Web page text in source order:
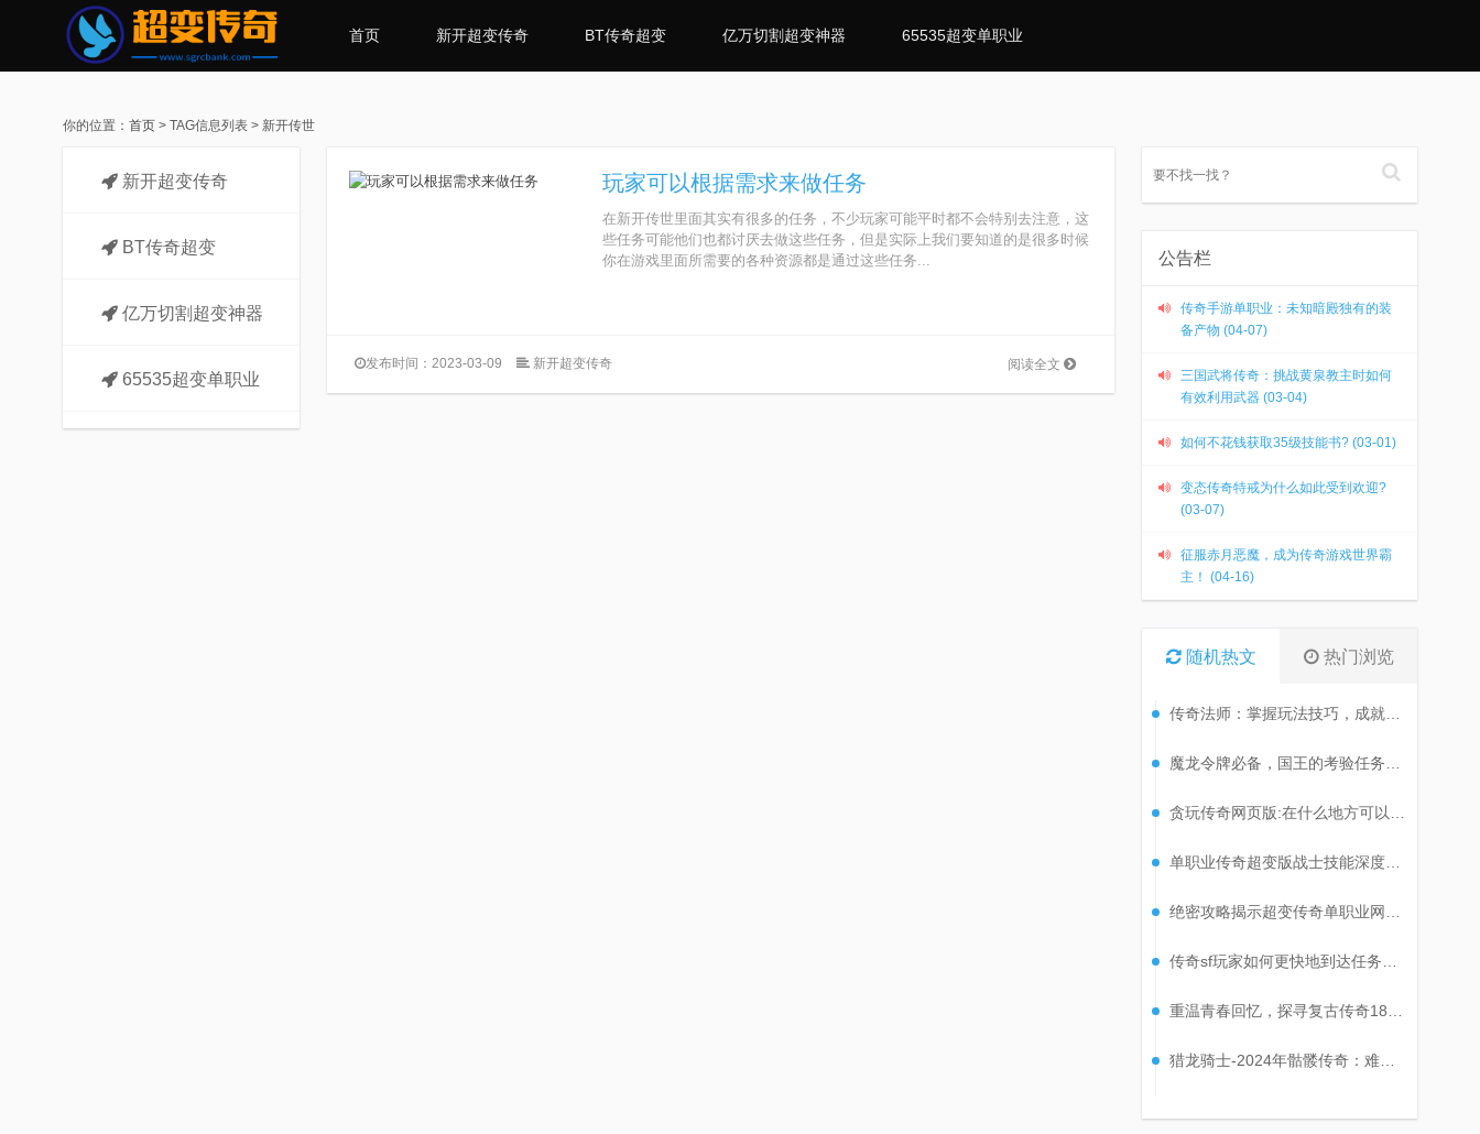
首页 新开超变传奇 BT传奇超变 亿万切割超变神器 65535超变单职业
你的位置： 首页 > TAG信息列表 > 新开传世
新开超变传奇
BT传奇超变
亿万切割超变神器
65535超变单职业
玩家可以根据需求来做任务
在新开传世里面其实有很多的任务，不少玩家可能平时都不会特别去注意，这
些任务可能他们也都讨厌去做这些任务，但是实际上我们要知道的是很多时候
你在游戏里面所需要的各种资源都是通过这些任务...
阅读全文
发布时间：2023-03-09 新开超变传奇
公告栏
传奇手游单职业：未知暗殿独有的装
备产物 (04-07)
三国武将传奇：挑战黄泉教主时如何
有效利用武器 (03-04)
如何不花钱获取35级技能书? (03-01)
变态传奇特戒为什么如此受到欢迎?
(03-07)
征服赤月恶魔，成为传奇游戏世界霸
主！ (04-16)
随机热文 热门浏览